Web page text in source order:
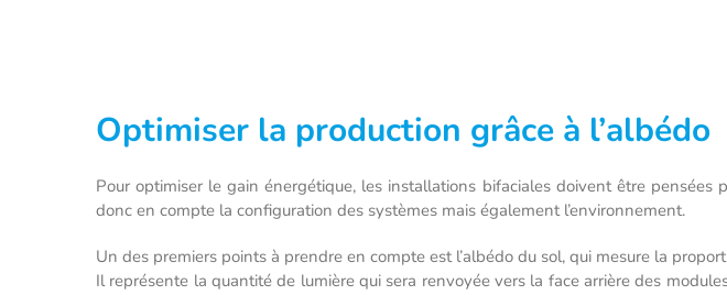
Optimiser la production grâce à l’albédo
Pour optimiser le gain énergétique, les installations bifaciales doivent être
donc en compte la configuration des systèmes mais également l’environnement.
Un des premiers points à prendre en compte est l’albédo du sol, qui mesure la
Il représente la quantité de lumière qui sera renvoyée vers la face arrière des